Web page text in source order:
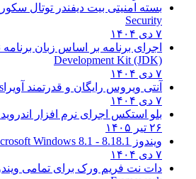
بسته امنیتی بیت دیفندر توتال سکوریتی
Security
اجرای برنامه بر اساس زبان برنامه
Development Kit (JDK)
آنتی ویروس رایگان و قدرتمند آویرا
بلو استکس اجرای نرم افزار اندروید در کام
ویندوز 8.1 8.1 - Microsoft Windows 8.1
دات نت فریم ورک برای تمامی ویندوزها